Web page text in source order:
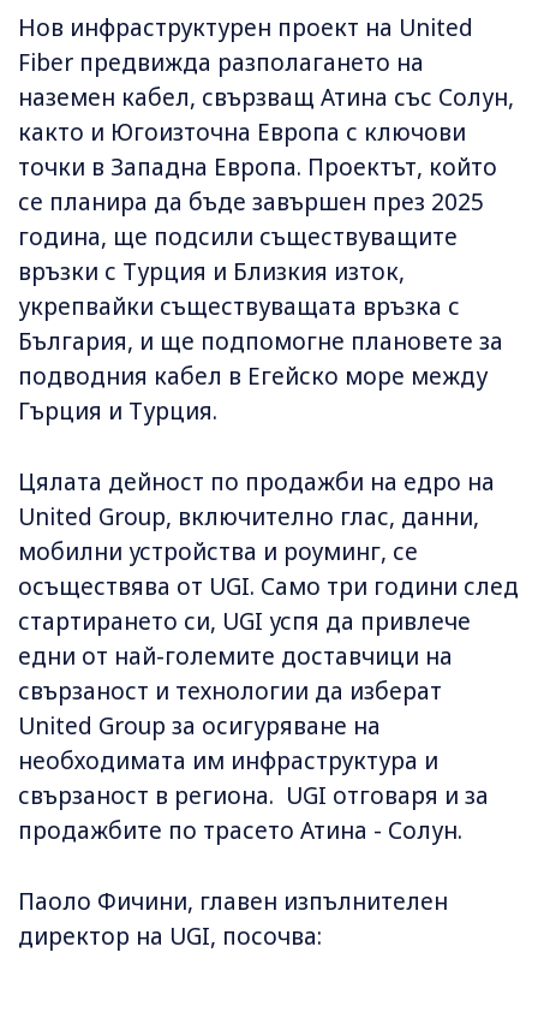
Нов инфраструктурен проект на United
Fiber предвижда разполагането на
наземен кабел, свързващ Атина със Солун,
както и Югоизточна Европа с ключови
точки в Западна Европа. Проектът, който
се планира да бъде завършен през 2025
година, ще подсили съществуващите
връзки с Турция и Близкия изток,
укрепвайки съществуващата връзка с
България, и ще подпомогне плановете за
подводния кабел в Егейско море между
Гърция и Турция.
Цялата дейност по продажби на едро на
United Group, включително глас, данни,
мобилни устройства и роуминг, се
осъществява от UGI. Само три години след
стартирането си, UGI успя да привлече
едни от най-големите доставчици на
свързаност и технологии да изберат
United Group за осигуряване на
необходимата им инфраструктура и
свързаност в региона. UGI отговаря и за
продажбите по трасето Атина - Солун.
Паоло Фичини, главен изпълнителен
директор на UGI, посочва: